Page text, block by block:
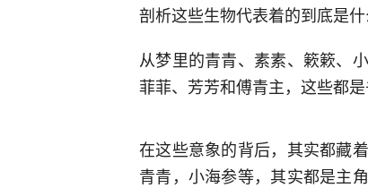
剖析这些生物代表着的到底是什
从梦里的青青、素素、簌簌、
菲菲、芳芳和傅青主，这些都是
在这些意象的背后，其实都藏
青青，小海参等，其实都是主